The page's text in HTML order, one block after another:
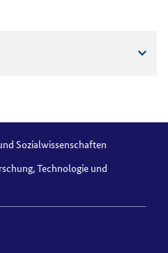
Sozialwissenschaften
Technologie und